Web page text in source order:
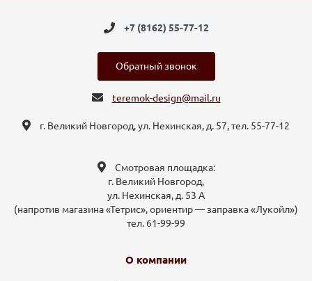
+7 (8162) 55-77-12
Обратный звонок
teremok-design@mail.ru
г. Великий Новгород, ул. Нехинская, д. 57, тел. 55-77-12
Смотровая площадка:
г. Великий Новгород,
ул. Нехинская, д. 53 А
(напротив магазина «Тетрис», ориентир — заправка «Лукойл»)
тел. 61-99-99
О компании